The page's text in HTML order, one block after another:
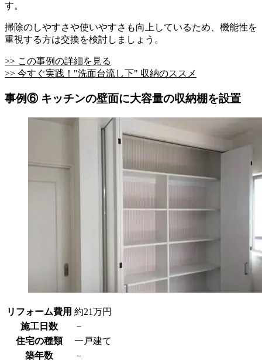
す。
掃除のしやすさや使いやすさも向上しているため、機能性を
重視する方は交換を検討しましょう。
>> この事例の詳細を見る
>> 今すぐ実践！"洗面台流し下" 収納のススメ
事例⑥ キッチンの壁面に大容量の収納棚を設置
リフォーム費用 約21万円
施工日数
－
住宅の種類
一戸建て
築年数
－